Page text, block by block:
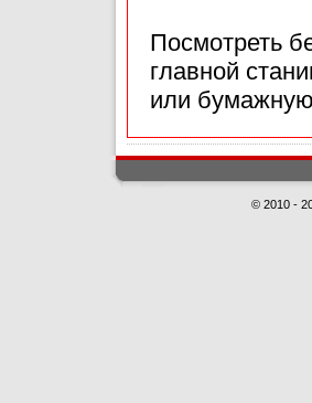
Посмотреть
главной
или
© 2010 -